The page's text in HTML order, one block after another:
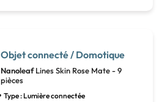
Objet connecté / Domotique
NanoleafLines Skin Rose Mate - 9
pièces
Type : Lumière connectée